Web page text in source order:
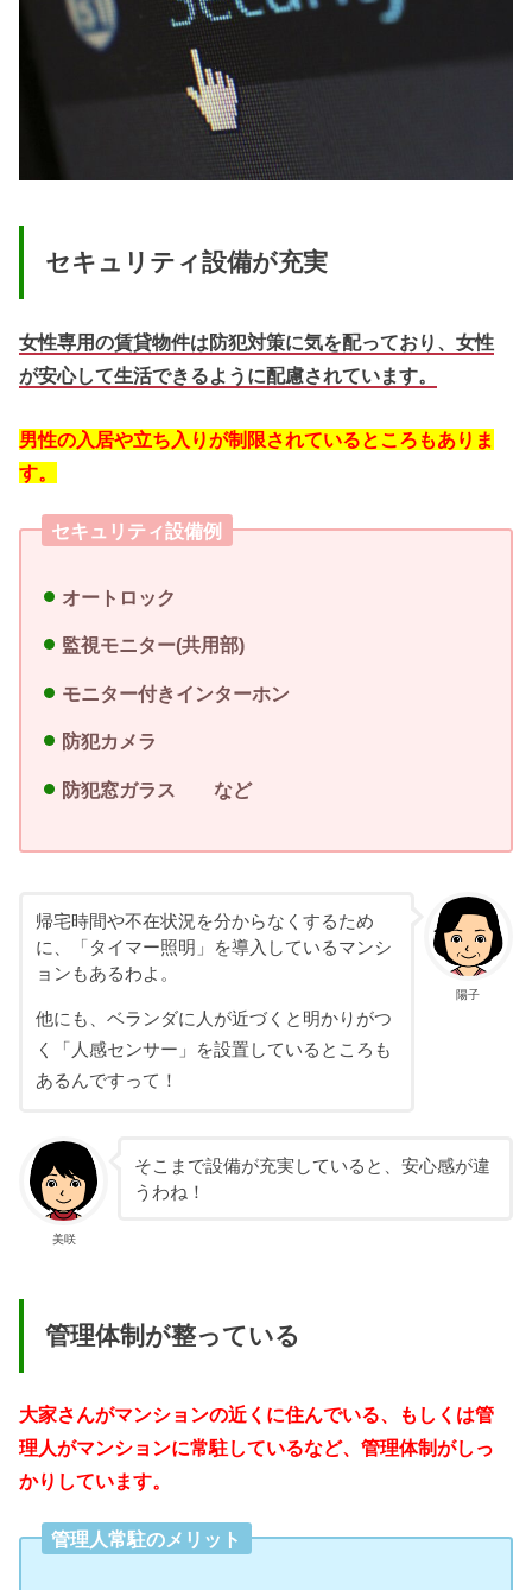
セキュリティ設備が充実
女性専用の賃貸物件は防犯対策に気を配っており、女性
が安心して生活できるように配慮されています。
男性の入居や立ち入りが制限されているところもありま
す。
セキュリティ設備例
オートロック
監視モニター(共用部)
モニター付きインターホン
防犯カメラ
防犯窓ガラス など
陽子
帰宅時間や不在状況を分からなくするため
に、「タイマー照明」を導入しているマンシ
ョンもあるわよ。
他にも、ベランダに人が近づくと明かりがつ
く「人感センサー」を設置しているところも
あるんですって！
美咲
そこまで設備が充実していると、安心感が違
うわね！
管理体制が整っている
大家さんがマンションの近くに住んでいる、もしくは管
理人がマンションに常駐しているなど、管理体制がしっ
かりしています。
管理人常駐のメリット